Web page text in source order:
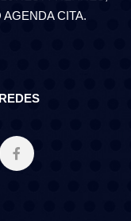
AGENDA CITA.
REDES